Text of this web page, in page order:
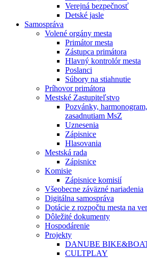
Verejná bezpečnosť
Detské jasle
Samospráva
Volené orgány mesta
Primátor mesta
Zástupca primátora
Hlavný kontrolór mesta
Poslanci
Súbory na stiahnutie
Príhovor primátora
Mestské Zastupiteľstvo
Pozvánky,
zasadnutiam MsZ
Uznesenia
Zápisnice
Hlasovania
Mestská rada
Zápisnice
Komisie
Zápisnice komisií
Všeobecne záväzné nariadenia
Digitálna samospráva
Dotácie z rozpočtu mesta na
Dôležité dokumenty
Hospodárenie
Projekty
DANUBE
CULTPLAY